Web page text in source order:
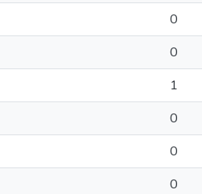
0
0
1
0
0
0